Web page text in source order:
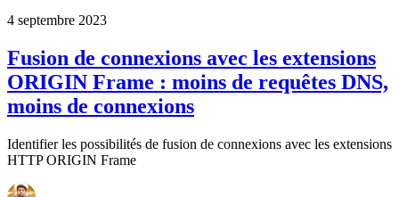
4 septembre 2023
Fusion de connexions avec les extensions
ORIGIN Frame : moins de requêtes DNS,
moins de connexions
Identifier les possibilités de fusion de connexions avec les extensions
HTTP ORIGIN Frame